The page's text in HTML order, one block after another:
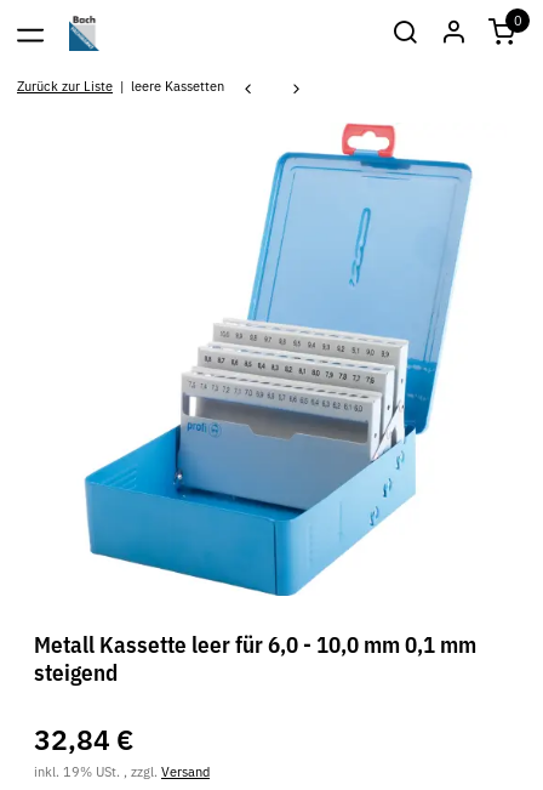
0
Zurück zur Liste leere Kassetten
Metall Kassette leer für 6,0 - 10,0 mm 0,1 mm
steigend
32,84 €
inkl. 19% USt. , zzgl. Versand